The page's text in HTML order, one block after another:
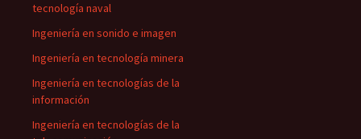
tecnología naval
Ingeniería en sonido e imagen
Ingeniería en tecnología minera
Ingeniería en tecnologías de la
información
Ingeniería en tecnologías de la